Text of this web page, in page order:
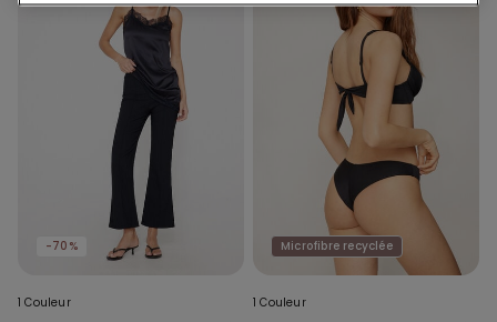
-70%
1 Couleur
Microfibre recyclée
1 Couleur